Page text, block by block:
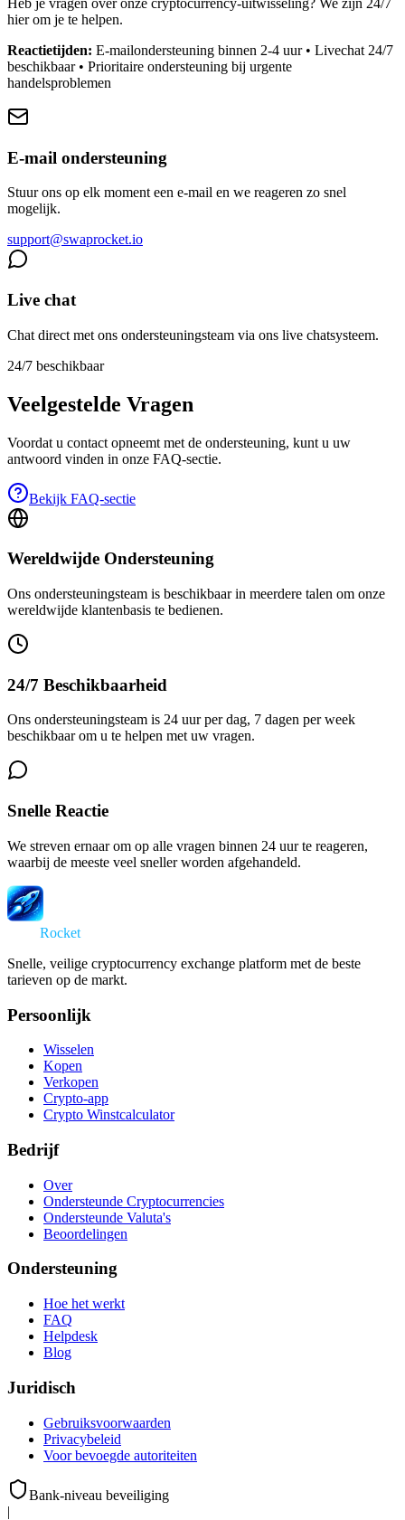
hier om je te helpen.
Reactietijden: E-mailondersteuning binnen 2-4 uur • Livechat 24/7
beschikbaar • Prioritaire ondersteuning bij urgente
handelsproblemen
E-mail ondersteuning
Stuur ons op elk moment een e-mail en we reageren zo snel
mogelijk.
support@swaprocket.io
Live chat
Chat direct met ons ondersteuningsteam via ons live chatsysteem.
24/7 beschikbaar
Veelgestelde Vragen
Voordat u contact opneemt met de ondersteuning, kunt u uw
antwoord vinden in onze FAQ-sectie.
Bekijk FAQ-sectie
Wereldwijde Ondersteuning
Ons ondersteuningsteam is beschikbaar in meerdere talen om onze
wereldwijde klantenbasis te bedienen.
24/7 Beschikbaarheid
Ons ondersteuningsteam is 24 uur per dag, 7 dagen per week
beschikbaar om u te helpen met uw vragen.
Snelle Reactie
We streven ernaar om op alle vragen binnen 24 uur te reageren,
waarbij de meeste veel sneller worden afgehandeld.
Rocket
Snelle, veilige cryptocurrency exchange platform met de beste
tarieven op de markt.
Persoonlijk
Wisselen
Kopen
Verkopen
Crypto-app
Crypto Winstcalculator
Bedrijf
Over
Ondersteunde Cryptocurrencies
Ondersteunde Valuta's
Beoordelingen
Ondersteuning
Hoe het werkt
FAQ
Helpdesk
Blog
Juridisch
Gebruiksvoorwaarden
Privacybeleid
Voor bevoegde autoriteiten
Bank-niveau beveiliging
|